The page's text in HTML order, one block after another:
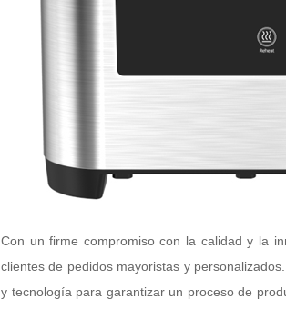
Con un firme compromiso con la calidad y la
clientes de pedidos mayoristas y
y tecnología para garantizar un proceso de